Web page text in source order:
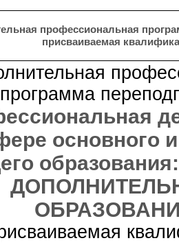
профессиональная
присваиваемая
программа
основного